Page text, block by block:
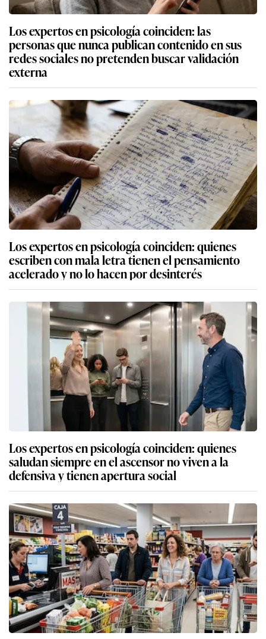
Los expertos en psicología coinciden: las
personas que nunca publican contenido en sus
redes sociales no pretenden buscar validación
externa
Los expertos en psicología coinciden: quienes
escriben con mala letra tienen el pensamiento
acelerado y no lo hacen por desinterés
Los expertos en psicología coinciden: quienes
saludan siempre en el ascensor no viven a la
defensiva y tienen apertura social